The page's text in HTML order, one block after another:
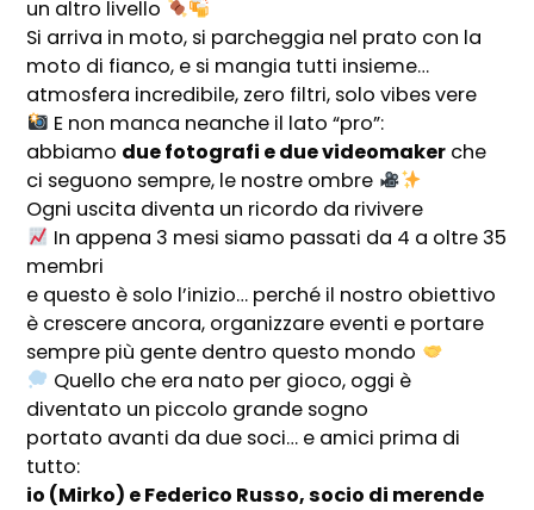
un altro livello
Si arriva in moto, si parcheggia nel prato con la
moto di fianco, e si mangia tutti insieme…
atmosfera incredibile, zero filtri, solo vibes vere
E non manca neanche il lato “pro”:
abbiamo due fotografi e due videomaker che
ci seguono sempre, le nostre ombre
Ogni uscita diventa un ricordo da rivivere
In appena 3 mesi siamo passati da 4 a oltre 35
membri
e questo è solo l’inizio… perché il nostro obiettivo
è crescere ancora, organizzare eventi e portare
sempre più gente dentro questo mondo
Quello che era nato per gioco, oggi è
diventato un piccolo grande sogno
portato avanti da due soci… e amici prima di
tutto:
io (Mirko) e Federico Russo, socio di merende